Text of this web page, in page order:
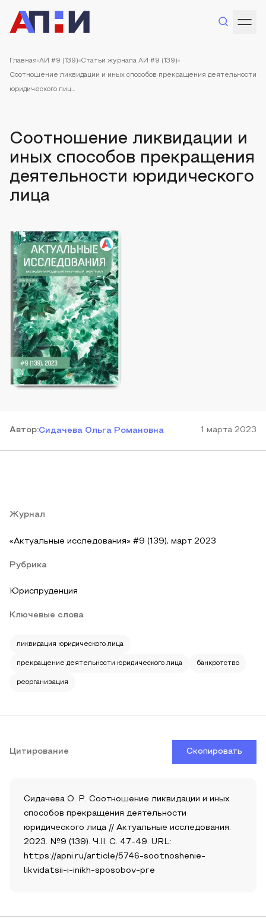
Главная АИ #9 (139) Статьи журнала АИ #9 (139)
Соотношение ликвидации и иных способов прекращения деятельности
юридического лиц...
Соотношение ликвидации и
иных способов прекращения
деятельности юридического
лица
Автор:Сидачева Ольга Романовна 1 марта 2023
Журнал
«Актуальные исследования» #9 (139), март 2023
Рубрика
Юриспруденция
Ключевые слова
ликвидация юридического лица
прекращение деятельности юридического лица банкротство
реорганизация
Цитирование Скопировать
Сидачева О. Р. Соотношение ликвидации и иных
способов прекращения деятельности
юридического лица // Актуальные исследования.
2023. №9 (139). Ч.II. С. 47-49. URL:
https://apni.ru/article/5746-sootnoshenie-
likvidatsii-i-inikh-sposobov-pre